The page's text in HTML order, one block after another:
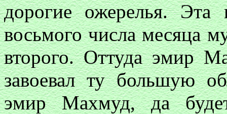
дорогие ожерелья. Эта
восьмого числа месяца
второго. Оттуда эмир
завоевал ту большую
эмир Махмуд, да